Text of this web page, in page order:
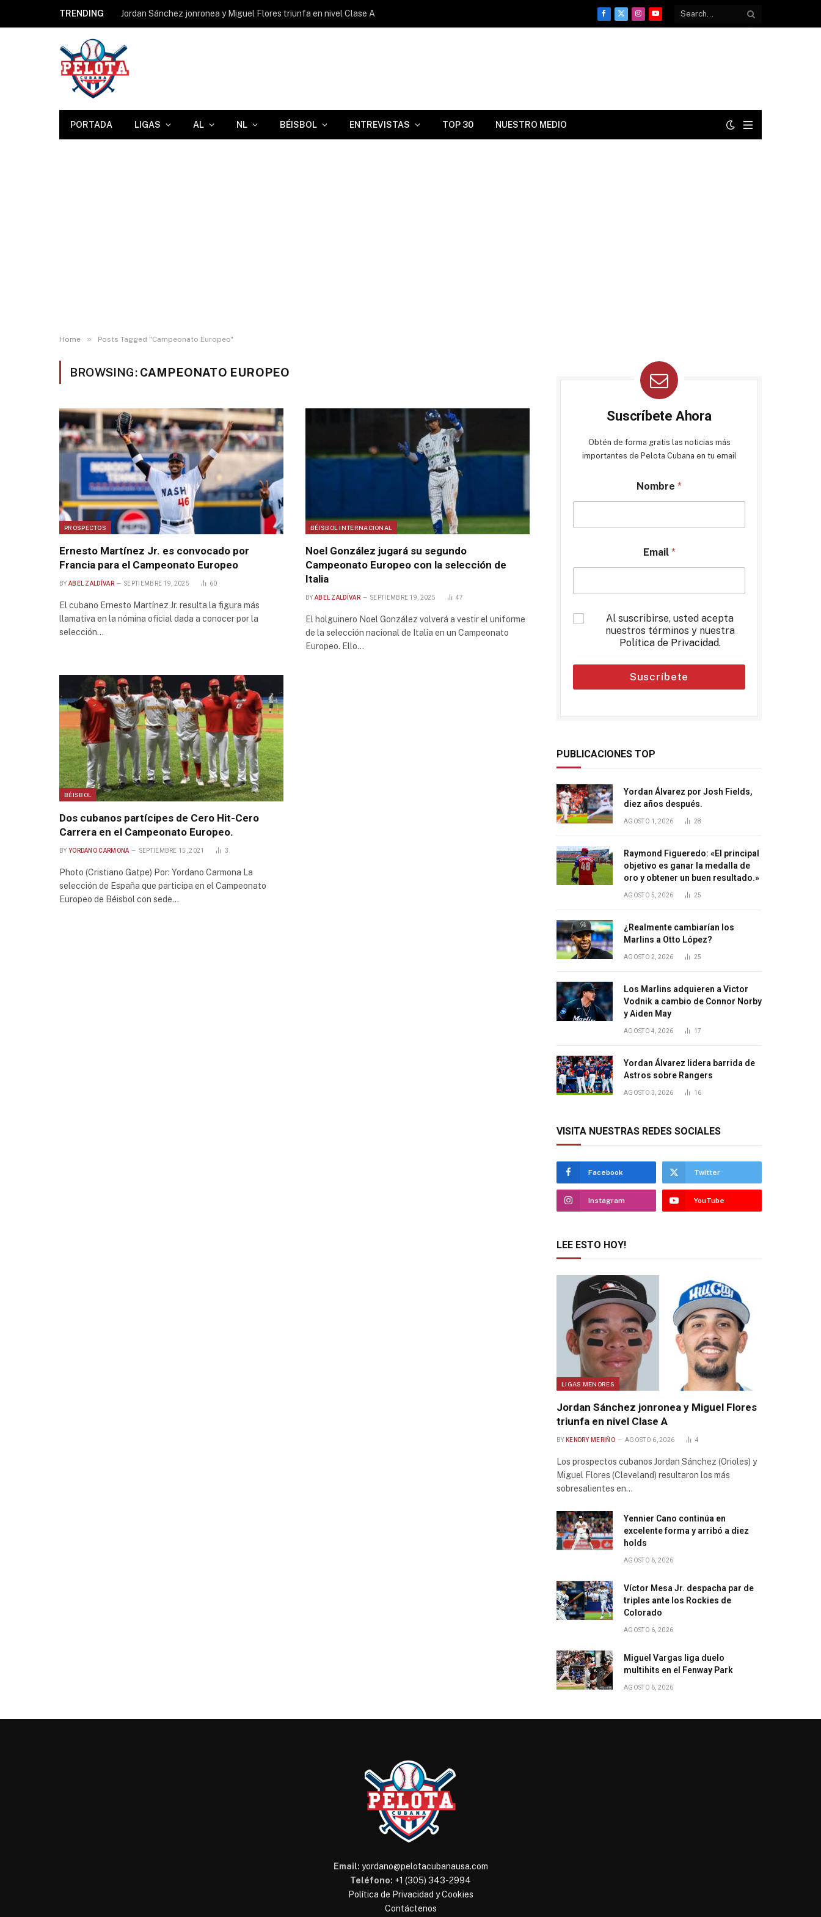
TRENDING Jordan Sánchez jonronea y Miguel Flores triunfa en nivel Clase A
Facebook
X
InstagramYouTube
PORTADA LIGAS AL NL BÉISBOL ENTREVISTAS TOP 30 NUESTRO MEDIO
Home » Posts Tagged "Campeonato Europeo"
BROWSING: CAMPEONATO EUROPEO
PROSPECTOS
Ernesto Martínez Jr. es convocado por
Francia para el Campeonato Europeo
BY ABEL ZALDÍVAR SEPTIEMBRE 19, 2025 60
El cubano Ernesto Martínez Jr. resulta la figura más
llamativa en la nómina oficial dada a conocer por la
selección…
BÉISBOL INTERNACIONAL
Noel González jugará su segundo
Campeonato Europeo con la selección de
Italia
BY ABEL ZALDÍVAR SEPTIEMBRE 19, 2025 47
El holguinero Noel González volverá a vestir el uniforme
de la selección nacional de Italia en un Campeonato
Europeo. Ello…
BÉISBOL
Dos cubanos partícipes de Cero Hit-Cero
Carrera en el Campeonato Europeo.
BY YORDANO CARMONA SEPTIEMBRE 15, 2021 3
Photo (Cristiano Gatpe) Por: Yordano Carmona La
selección de España que participa en el Campeonato
Europeo de Béisbol con sede…
Suscríbete Ahora
Obtén de forma gratis las noticias más
importantes de Pelota Cubana en tu email
Nombre *
Email *
*
Al suscribirse, usted acepta
nuestros términos y nuestra
Política de Privacidad.
Suscríbete
PUBLICACIONES TOP
Yordan Álvarez por Josh Fields,
diez años después.
AGOSTO 1, 2026 28
Raymond Figueredo: «El principal
objetivo es ganar la medalla de
oro y obtener un buen resultado.»
AGOSTO 5, 2026 25
¿Realmente cambiarían los
Marlins a Otto López?
AGOSTO 2, 2026 25
Los Marlins adquieren a Victor
Vodnik a cambio de Connor Norby
y Aiden May
AGOSTO 4, 2026 17
Yordan Álvarez lidera barrida de
Astros sobre Rangers
AGOSTO 3, 2026 16
VISITA NUESTRAS REDES SOCIALES
Facebook Twitter
Instagram YouTube
LEE ESTO HOY!
LIGAS MENORES
Jordan Sánchez jonronea y Miguel Flores
triunfa en nivel Clase A
BY KENDRY MERIÑO AGOSTO 6, 2026 4
Los prospectos cubanos Jordan Sánchez (Orioles) y
Miguel Flores (Cleveland) resultaron los más
sobresalientes en…
Yennier Cano continúa en
excelente forma y arribó a diez
holds
AGOSTO 6, 2026
Víctor Mesa Jr. despacha par de
triples ante los Rockies de
Colorado
AGOSTO 6, 2026
Miguel Vargas liga duelo
multihits en el Fenway Park
AGOSTO 6, 2026
Email: yordano@pelotacubanausa.com
Teléfono: +1 (305) 343-2994
Política de Privacidad y Cookies
Contáctenos